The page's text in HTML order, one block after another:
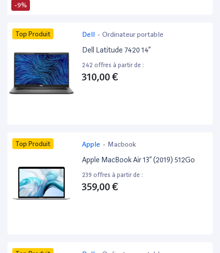
-9%
Top Produit Dell - Ordinateur portable
Dell Latitude 7420 14”
242 offres à partir de :
310,00 €
Top Produit Apple - Macbook
Apple MacBook Air 13” (2019) 512Go
239 offres à partir de :
359,00 €